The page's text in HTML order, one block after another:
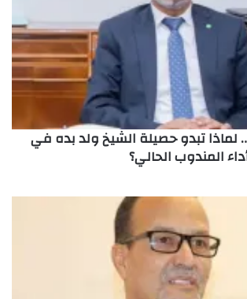
لماذا تبدو حصيلة الشيخ ولد بده في
المندوب الحالي؟